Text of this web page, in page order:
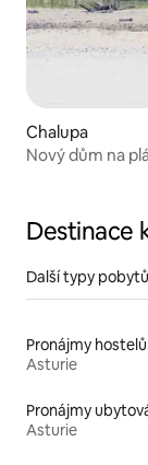
Chalupa
Nový dům na
Destinace
Další typy pobytů
Pronájmy hostelů
Asturie
Asturie